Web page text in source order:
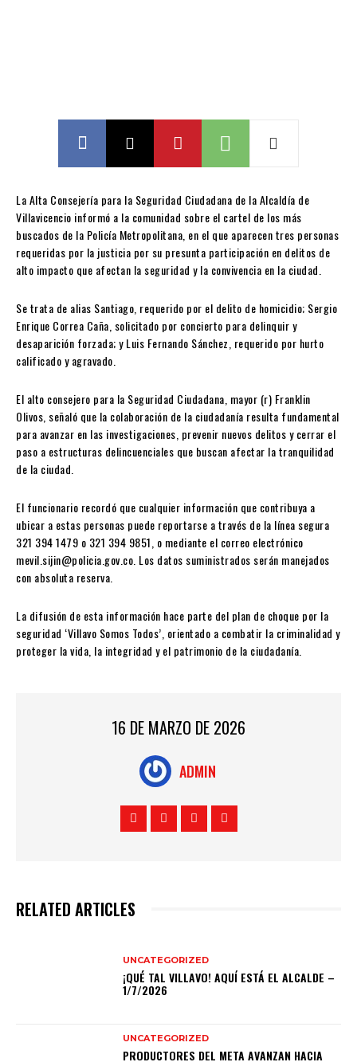
La Alta Consejería para la Seguridad Ciudadana de la Alcaldía de
Villavicencio informó a la comunidad sobre el cartel de los más
buscados de la Policía Metropolitana, en el que aparecen tres personas
requeridas por la justicia por su presunta participación en delitos de
alto impacto que afectan la seguridad y la convivencia en la ciudad.
Se trata de alias Santiago, requerido por el delito de homicidio; Sergio
Enrique Correa Caña, solicitado por concierto para delinquir y
desaparición forzada; y Luis Fernando Sánchez, requerido por hurto
calificado y agravado.
El alto consejero para la Seguridad Ciudadana, mayor (r) Franklin
Olivos, señaló que la colaboración de la ciudadanía resulta fundamental
para avanzar en las investigaciones, prevenir nuevos delitos y cerrar el
paso a estructuras delincuenciales que buscan afectar la tranquilidad
de la ciudad.
El funcionario recordó que cualquier información que contribuya a
ubicar a estas personas puede reportarse a través de la línea segura
321 394 1479 o 321 394 9851, o mediante el correo electrónico
mevil.sijin@policia.gov.co. Los datos suministrados serán manejados
con absoluta reserva.
La difusión de esta información hace parte del plan de choque por la
seguridad ‘Villavo Somos Todos’, orientado a combatir la criminalidad y
proteger la vida, la integridad y el patrimonio de la ciudadanía.
16 DE MARZO DE 2026
ADMIN
RELATED ARTICLES
UNCATEGORIZED
¡QUÉ TAL VILLAVO! AQUÍ ESTÁ EL ALCALDE –
1/7/2026
UNCATEGORIZED
PRODUCTORES DEL META AVANZAN HACIA